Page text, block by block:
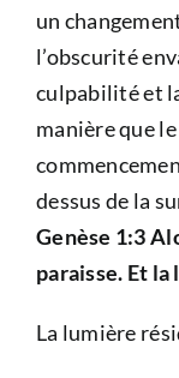
un
l’obscurité
culpabilité et
manière que
dessus de la
Genèse 1:3
paraisse. Et
La lumière